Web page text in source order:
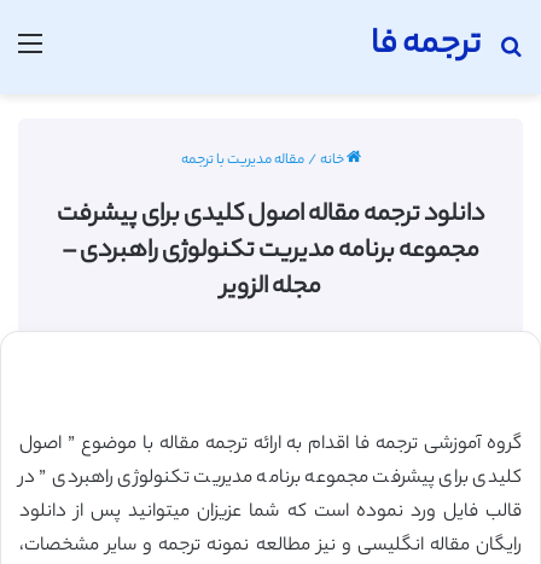
ترجمه فا
جستجو برای
خانه/مقاله مدیریت با ترجمه
دانلود ترجمه مقاله اصول کلیدی برای پیشرفت
مجموعه برنامه مدیریت تکنولوژی راهبردی –
مجله الزویر
گروه آموزشی ترجمه فا اقدام به ارائه ترجمه مقاله با موضوع ” اصول
کلیدی برای پیشرفت مجموعه برنامه مدیریت تکنولوژی راهبردی ” در
قالب فایل ورد نموده است که شما عزیزان میتوانید پس از دانلود
رایگان مقاله انگلیسی و نیز مطالعه نمونه ترجمه و سایر مشخصات،